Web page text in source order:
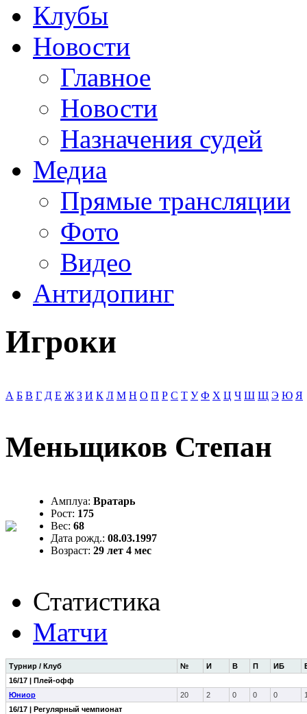
Клубы
Новости
Главное
Новости
Назначения судей
Медиа
Прямые трансляции
Фото
Видео
Антидопинг
Игроки
А Б В Г Д Е Ж З И К Л М Н О П Р С Т У Ф Х Ц Ч Ш Щ Э Ю Я
Меньщиков Степан
Амплуа: Вратарь
Рост: 175
Вес: 68
Дата рожд.: 08.03.1997
Возраст: 29 лет 4 мес
Статистика
Матчи
Турнир / Клуб № И В П ИБ
16/17 | Плей-офф
Юниор
20 2 0 0 0
16/17 | Регулярный чемпионат